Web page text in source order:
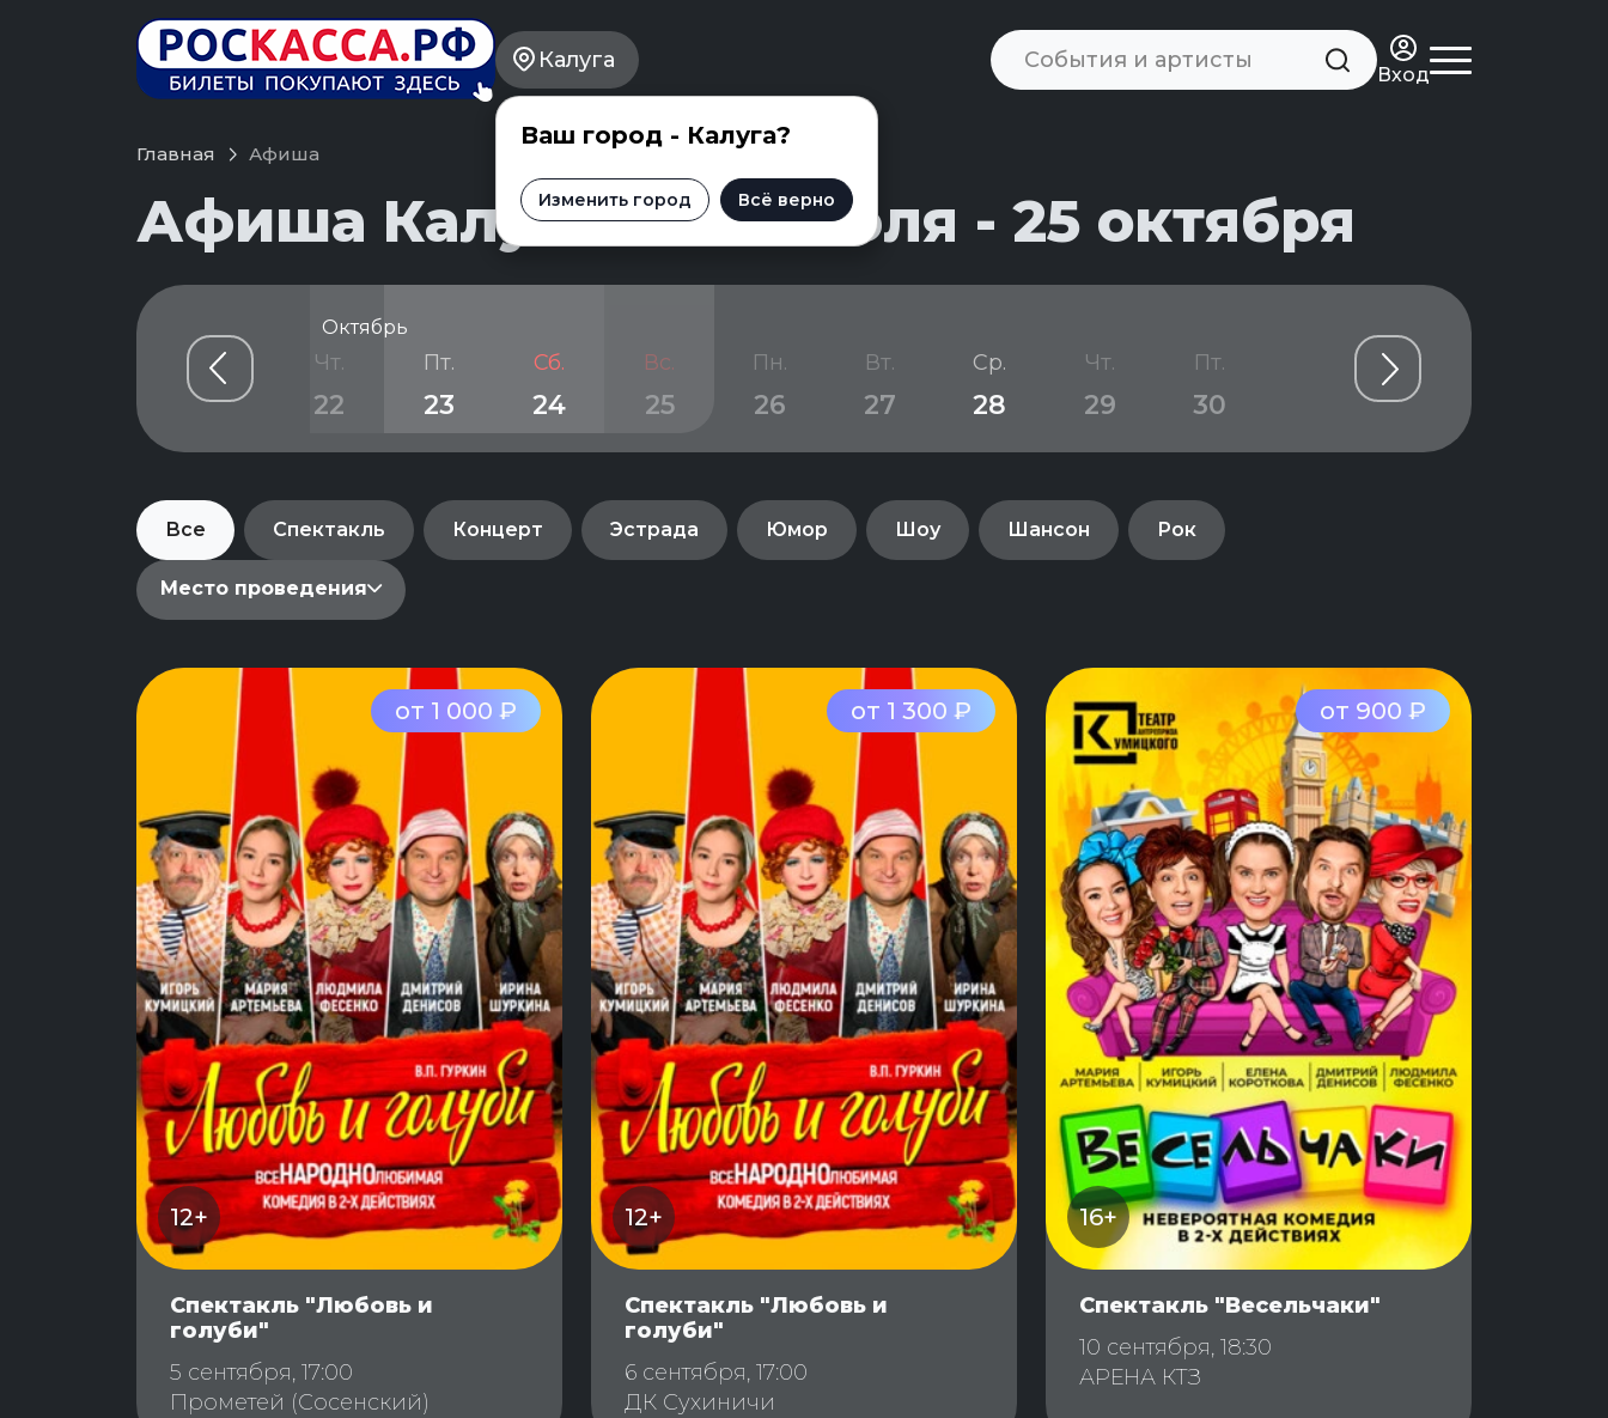
Калуга
Ваш город - Калуга?
Изменить город Всё верно
Вход
Главная Афиша
Афиша Калуги на 21 июля - 25 октября
Октябрь
Ср.
21
Чт.
22
Пт.
23
Сб.
24
Вс.
25
Пн.
26
Вт.
27
Ср.
28
Чт.
29
Пт.
30
Ноябрь
Все Спектакль Концерт Эстрада Юмор Шоу Шансон Рок
Место проведения
от 1 000 ₽
12+
Спектакль "Любовь и
голуби"
5 сентября, 17:00
Прометей (Сосенский)
от 1 300 ₽
12+
Спектакль "Любовь и
голуби"
6 сентября, 17:00
ДК Сухиничи
от 900 ₽
16+
Спектакль "Весельчаки"
10 сентября, 18:30
АРЕНА КТЗ